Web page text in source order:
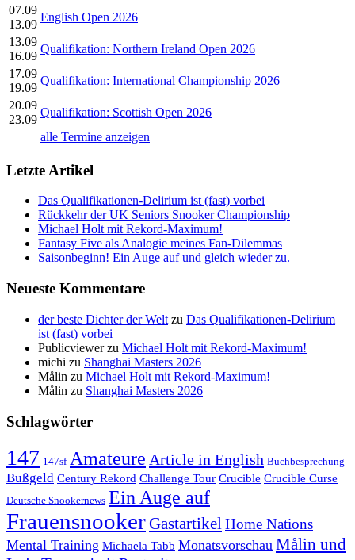
07.09
13.09
English Open 2026
13.09
16.09
Qualifikation: Northern Ireland Open 2026
17.09
19.09
Qualifikation: International Championship 2026
20.09
23.09
Qualifikation: Scottish Open 2026
alle Termine anzeigen
Letzte Artikel
Das Qualifikationen-Delirium ist (fast) vorbei
Rückkehr der UK Seniors Snooker Championship
Michael Holt mit Rekord-Maximum!
Fantasy Five als Analogie meines Fan-Dilemmas
Saisonbeginn! Ein Auge auf und gleich wieder zu.
Neueste Kommentare
der beste Dichter der Welt zu Das Qualifikationen-Delirium
ist (fast) vorbei
Publicviewerzu Michael Holt mit Rekord-Maximum!
michi zu Shanghai Masters 2026
Målin zu Michael Holt mit Rekord-Maximum!
Målin zu Shanghai Masters 2026
Schlagwörter
147 147sf Amateure Article in English Buchbesprechung
Bußgeld Century Rekord Challenge Tour Crucible Crucible Curse
Deutsche Snookernews Ein Auge auf
FrauensnookerGastartikelHome Nations
Mental Training Michaela Tabb Monatsvorschau Målin und